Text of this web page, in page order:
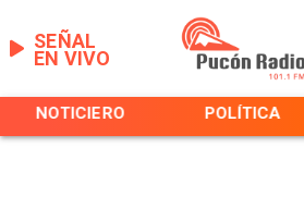
EN VIVO
SEÑAL
NOTICIERO POLÍTICA